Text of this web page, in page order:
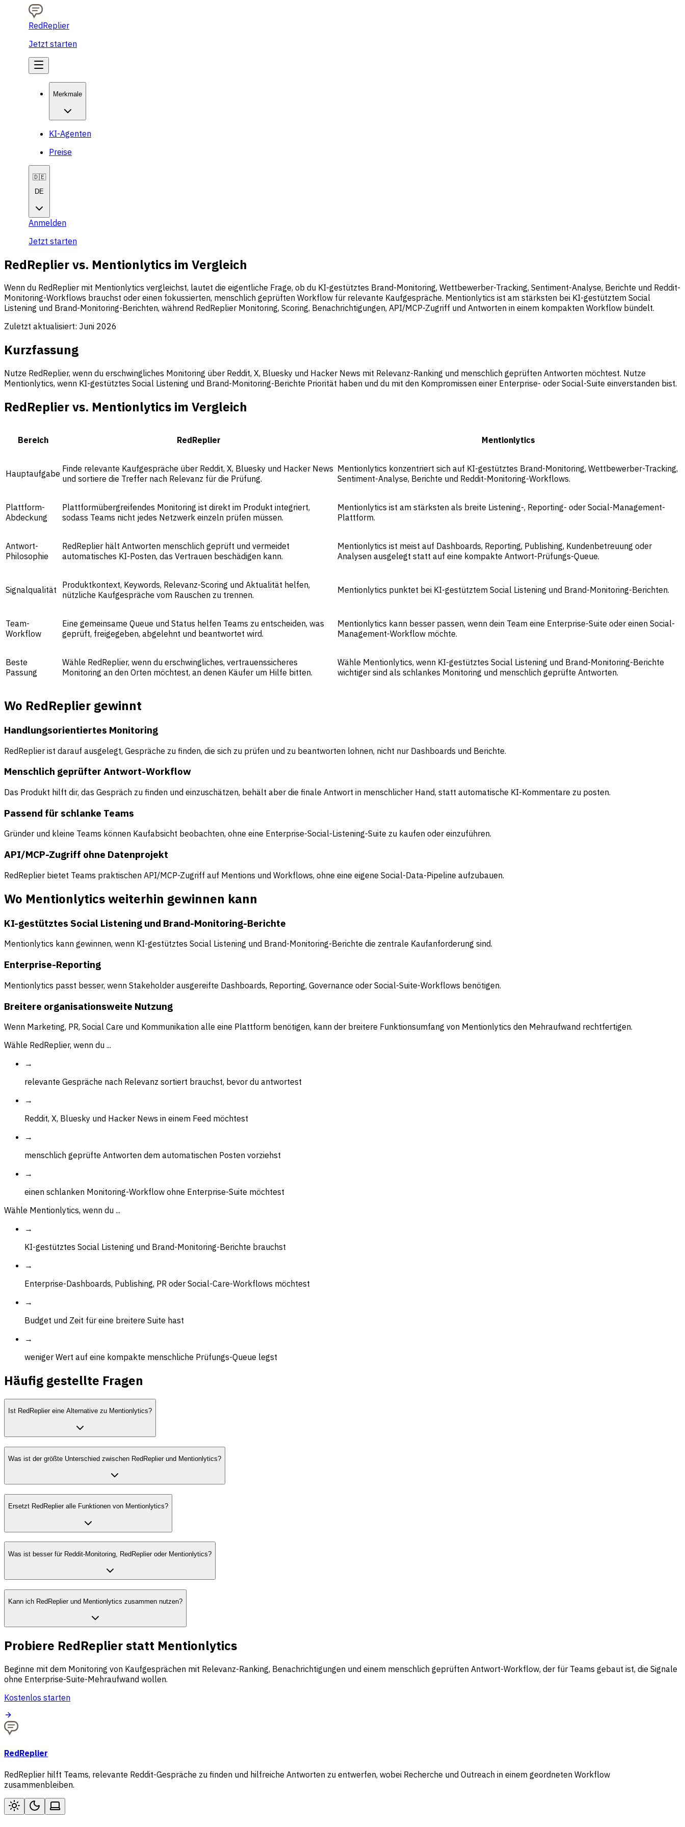
RedReplier
Jetzt starten
Merkmale
KI-Agenten
Preise
🇩🇪
DE
Anmelden
Jetzt starten
RedReplier vs. Mentionlytics im Vergleich
Wenn du RedReplier mit Mentionlytics vergleichst, lautet die eigentliche Frage, ob du KI-gestütztes Brand-Monitoring, Wettbewerber-Tracking, Sentiment-Analyse, Berichte und Reddit-
Monitoring-Workflows brauchst oder einen fokussierten, menschlich geprüften Workflow für relevante Kaufgespräche. Mentionlytics ist am stärksten bei KI-gestütztem Social
Listening und Brand-Monitoring-Berichten, während RedReplier Monitoring, Scoring, Benachrichtigungen, API/MCP-Zugriff und Antworten in einem kompakten Workflow bündelt.
Zuletzt aktualisiert: Juni 2026
Kurzfassung
Nutze RedReplier, wenn du erschwingliches Monitoring über Reddit, X, Bluesky und Hacker News mit Relevanz-Ranking und menschlich geprüften Antworten möchtest. Nutze
Mentionlytics, wenn KI-gestütztes Social Listening und Brand-Monitoring-Berichte Priorität haben und du mit den Kompromissen einer Enterprise- oder Social-Suite einverstanden bist.
RedReplier vs. Mentionlytics im Vergleich
Bereich RedReplier Mentionlytics
Hauptaufgabe Finde relevante Kaufgespräche über Reddit, X, Bluesky und Hacker News
und sortiere die Treffer nach Relevanz für die Prüfung.
Mentionlytics konzentriert sich auf KI-gestütztes Brand-Monitoring, Wettbewerber-Tracking,
Sentiment-Analyse, Berichte und Reddit-Monitoring-Workflows.
Plattform-
Abdeckung
Plattformübergreifendes Monitoring ist direkt im Produkt integriert,
sodass Teams nicht jedes Netzwerk einzeln prüfen müssen.
Mentionlytics ist am stärksten als breite Listening-, Reporting- oder Social-Management-
Plattform.
Antwort-
Philosophie
RedReplier hält Antworten menschlich geprüft und vermeidet
automatisches KI-Posten, das Vertrauen beschädigen kann.
Mentionlytics ist meist auf Dashboards, Reporting, Publishing, Kundenbetreuung oder
Analysen ausgelegt statt auf eine kompakte Antwort-Prüfungs-Queue.
Signalqualität
Produktkontext, Keywords, Relevanz-Scoring und Aktualität helfen,
nützliche Kaufgespräche vom Rauschen zu trennen.
Mentionlytics punktet bei KI-gestütztem Social Listening und Brand-Monitoring-Berichten.
Team-
Workflow
Eine gemeinsame Queue und Status helfen Teams zu entscheiden, was
geprüft, freigegeben, abgelehnt und beantwortet wird.
Mentionlytics kann besser passen, wenn dein Team eine Enterprise-Suite oder einen Social-
Management-Workflow möchte.
Beste
Passung
Wähle RedReplier, wenn du erschwingliches, vertrauenssicheres
Monitoring an den Orten möchtest, an denen Käufer um Hilfe bitten.
Wähle Mentionlytics, wenn KI-gestütztes Social Listening und Brand-Monitoring-Berichte
wichtiger sind als schlankes Monitoring und menschlich geprüfte Antworten.
Wo RedReplier gewinnt
Handlungsorientiertes Monitoring
RedReplier ist darauf ausgelegt, Gespräche zu finden, die sich zu prüfen und zu beantworten lohnen, nicht nur Dashboards und Berichte.
Menschlich geprüfter Antwort-Workflow
Das Produkt hilft dir, das Gespräch zu finden und einzuschätzen, behält aber die finale Antwort in menschlicher Hand, statt automatische KI-Kommentare zu posten.
Passend für schlanke Teams
Gründer und kleine Teams können Kaufabsicht beobachten, ohne eine Enterprise-Social-Listening-Suite zu kaufen oder einzuführen.
API/MCP-Zugriff ohne Datenprojekt
RedReplier bietet Teams praktischen API/MCP-Zugriff auf Mentions und Workflows, ohne eine eigene Social-Data-Pipeline aufzubauen.
Wo Mentionlytics weiterhin gewinnen kann
KI-gestütztes Social Listening und Brand-Monitoring-Berichte
Mentionlytics kann gewinnen, wenn KI-gestütztes Social Listening und Brand-Monitoring-Berichte die zentrale Kaufanforderung sind.
Enterprise-Reporting
Mentionlytics passt besser, wenn Stakeholder ausgereifte Dashboards, Reporting, Governance oder Social-Suite-Workflows benötigen.
Breitere organisationsweite Nutzung
Wenn Marketing, PR, Social Care und Kommunikation alle eine Plattform benötigen, kann der breitere Funktionsumfang von Mentionlytics den Mehraufwand rechtfertigen.
Wähle RedReplier, wenn du ...
→
relevante Gespräche nach Relevanz sortiert brauchst, bevor du antwortest
→
Reddit, X, Bluesky und Hacker News in einem Feed möchtest
→
menschlich geprüfte Antworten dem automatischen Posten vorziehst
→
einen schlanken Monitoring-Workflow ohne Enterprise-Suite möchtest
Wähle Mentionlytics, wenn du ...
→
KI-gestütztes Social Listening und Brand-Monitoring-Berichte brauchst
→
Enterprise-Dashboards, Publishing, PR oder Social-Care-Workflows möchtest
→
Budget und Zeit für eine breitere Suite hast
→
weniger Wert auf eine kompakte menschliche Prüfungs-Queue legst
Häufig gestellte Fragen
Ist RedReplier eine Alternative zu Mentionlytics?
Was ist der größte Unterschied zwischen RedReplier und Mentionlytics?
Ersetzt RedReplier alle Funktionen von Mentionlytics?
Was ist besser für Reddit-Monitoring, RedReplier oder Mentionlytics?
Kann ich RedReplier und Mentionlytics zusammen nutzen?
Probiere RedReplier statt Mentionlytics
Beginne mit dem Monitoring von Kaufgesprächen mit Relevanz-Ranking, Benachrichtigungen und einem menschlich geprüften Antwort-Workflow, der für Teams gebaut ist, die Signale
ohne Enterprise-Suite-Mehraufwand wollen.
Kostenlos starten
RedReplier
RedReplier hilft Teams, relevante Reddit-Gespräche zu finden und hilfreiche Antworten zu entwerfen, wobei Recherche und Outreach in einem geordneten Workflow
zusammenbleiben.